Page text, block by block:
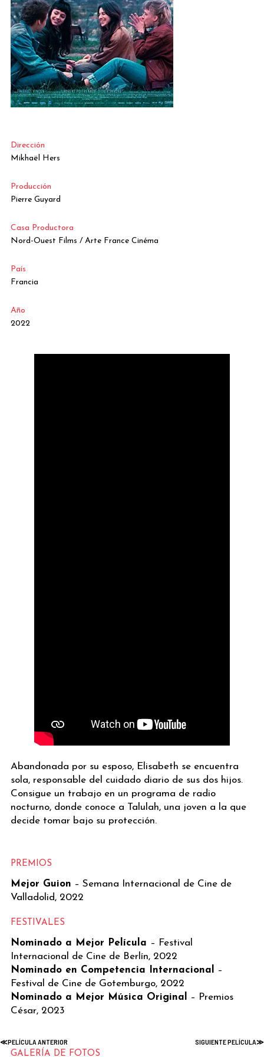
Dirección
Mikhaël Hers
Producción
Pierre Guyard
Casa Productora
Nord-Ouest Films / Arte France Cinéma
País
Francia
Año
2022
Abandonada por su esposo, Elisabeth se encuentra
sola, responsable del cuidado diario de sus dos hijos.
Consigue un trabajo en un programa de radio
nocturno, donde conoce a Talulah, una joven a la que
decide tomar bajo su protección.
PREMIOS
Mejor Guion – Semana Internacional de Cine de
Valladolid, 2022
FESTIVALES
Nominado a Mejor Película – Festival
Internacional de Cine de Berlín, 2022
Nominado en Competencia Internacional
–
Festival de Cine de Gotemburgo, 2022
Nominado a Mejor Música Original
– Premios
César, 2023
GALERÍA DE FOTOS